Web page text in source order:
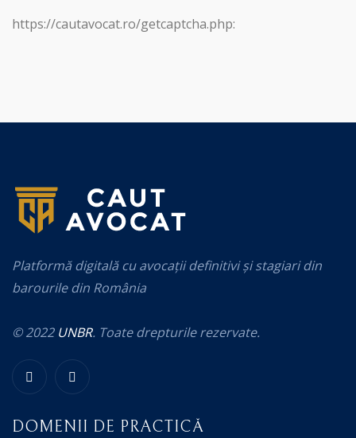
https://cautavocat.ro/getcaptcha.php:
Platformă digitală cu avocații definitivi și stagiari din
barourile din România
© 2022 UNBR. Toate drepturile rezervate.
DOMENII DE PRACTICĂ